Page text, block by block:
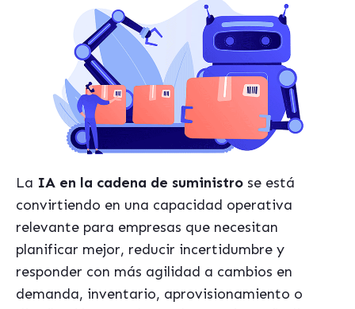
La IA en la cadena de suministro se está
convirtiendo en una capacidad operativa
relevante para empresas que necesitan
planificar mejor, reducir incertidumbre y
responder con más agilidad a cambios en
demanda, inventario, aprovisionamiento o